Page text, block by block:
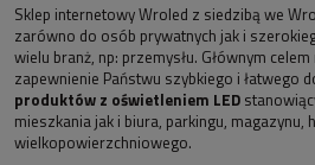
Sklep internetowy Wroled z siedzibą we
zarówno do osób prywatnych jak i
wielu branż, np: przemysłu. Głównym
zapewnienie Państwu szybkiego i łatwego
produktów z oświetleniem LED
mieszkania jak i biura, parkingu, magazynu,
wielkopowierzchniowego.